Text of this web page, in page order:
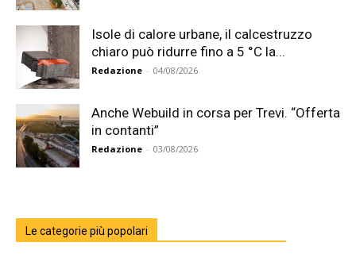
Isole di calore urbane, il calcestruzzo
chiaro può ridurre fino a 5 °C la...
Redazione - 04/08/2026
Anche Webuild in corsa per Trevi. “Offerta
in contanti”
Redazione - 03/08/2026
Le categorie più popolari